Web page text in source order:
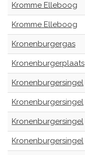
Kromme Elleboog
Kromme Elleboog
Kronenburgergas
Kronenburgerplaats
Kronenburgersingel
Kronenburgersingel
Kronenburgersingel
Kronenburgersingel